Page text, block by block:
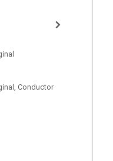
Conductor